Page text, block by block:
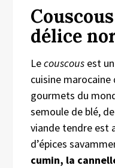
délice
Lecouscous est un
cuisine
gourmets du
semoule de blé,
viande tendre est
d’épices
cumin, la